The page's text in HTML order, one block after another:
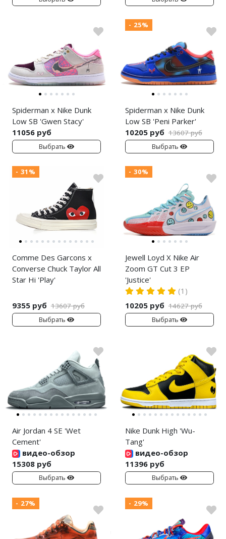
Spiderman x Nike Dunk
Low SB 'Gwen Stacy'
11056 руб
Выбрать
- 25%
Spiderman x Nike Dunk
Low SB 'Peni Parker'
10205 руб 13607 руб
Выбрать
- 31%
Comme Des Garcons x
Converse Chuck Taylor All
Star Hi 'Play'
9355 руб 13607 руб
Выбрать
- 30%
Jewell Loyd X Nike Air
Zoom GT Cut 3 EP
'Justice'
(1)
10205 руб 14627 руб
Выбрать
Air Jordan 4 SE 'Wet
Cement'
видео-обзор
15308 руб
Выбрать
Nike Dunk High 'Wu-
Tang'
видео-обзор
11396 руб
Выбрать
- 27% - 29%